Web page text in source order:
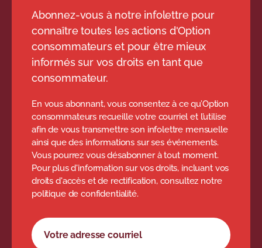
Abonnez-vous à notre infolettre pour
connaître toutes les actions d'Option
consommateurs et pour être mieux
informés sur vos droits en tant que
consommateur.
En vous abonnant, vous consentez à ce qu’Option
consommateurs recueille votre courriel et l’utilise
afin de vous transmettre son infolettre mensuelle
ainsi que des informations sur ses événements.
Vous pourrez vous désabonner à tout moment.
Pour plus d'information sur vos droits, incluant vos
droits d'accès et de rectification, consultez notre
politique de confidentialité.
Formulaire d'abonnement à l'infolettre
Votre adresse courriel